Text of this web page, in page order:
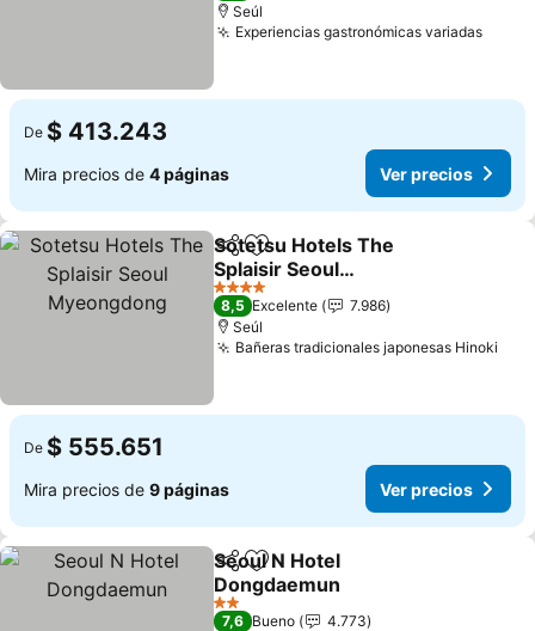
Seúl
Experiencias gastronómicas variadas
De $ 413.243
Mira precios de 4 páginas Ver precios
CompartirAgregar a favoritos
Sotetsu Hotels The
Splaisir Seoul
Myeongdong
4 Estrellas
8,5 Excelente
7.986
Seúl
Bañeras tradicionales japonesas Hinoki
De $ 555.651
Mira precios de 9 páginas Ver precios
CompartirAgregar a favoritos
Seoul N Hotel
Dongdaemun
2 Estrellas
7,6 Bueno
4.773